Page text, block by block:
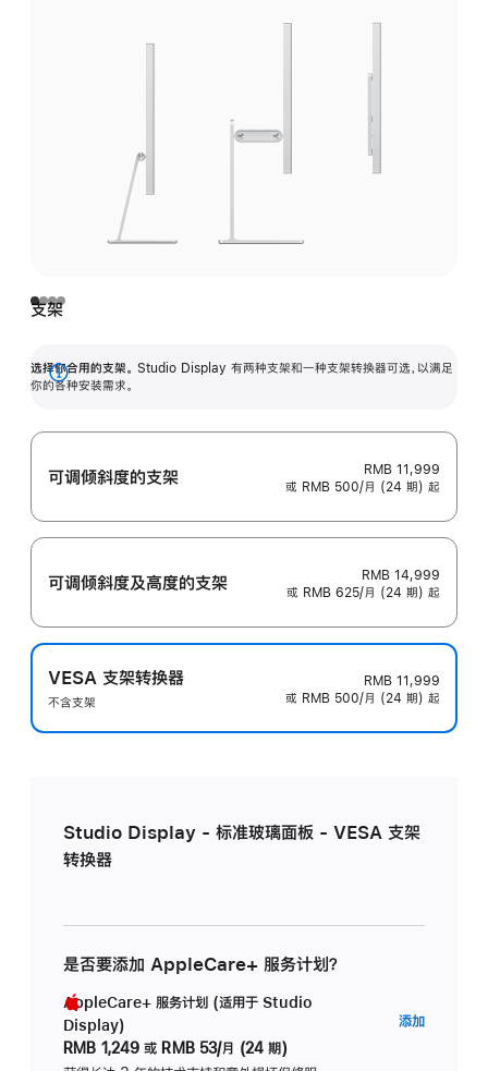
支架
选择你合用的支架。 Studio Display 有两种支架和一种支架转换器可选，以满足
你的各种安装需求。
展
可调倾斜度的支架
RMB 11,999
或 RMB 500/月 (24 期) 起
可调倾斜度及高‍度的支‍架
RMB 14,999
或 RMB 625/月 (24 期) 起
VESA 支架转换器
不含支架
RMB 11,999
或 RMB 500/月 (24 期) 起
Studio Display - 标准玻璃面板 - VESA 支架
转换器
是否要添加 AppleCare+ 服务计划？
AppleCare+ 服务计划 (适用于 Studio
Display)
RMB 1,249 或 RMB 53/月 (24 期)
添加